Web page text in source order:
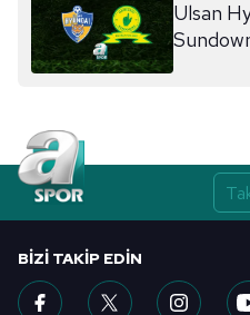
ilgili mevzuata uygun olarak
almak için lütfentıklayınız.
Ulsan
BIZI TAKIP EDIN